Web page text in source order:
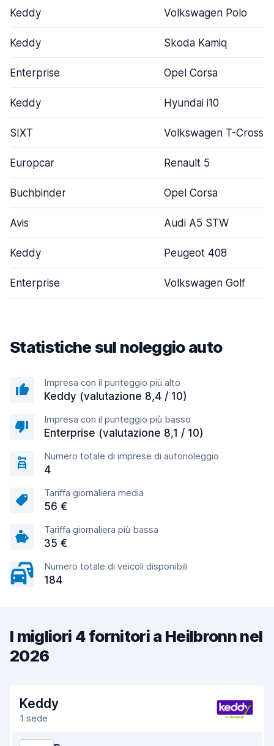
Keddy Volkswagen Polo
Keddy Skoda Kamiq
Enterprise Opel Corsa
Keddy Hyundai i10
SIXT Volkswagen T-Cross
Europcar Renault 5
Buchbinder Opel Corsa
Avis Audi A5 STW
Keddy Peugeot 408
Enterprise Volkswagen Golf
Statistiche sul noleggio auto
Impresa con il punteggio più alto
Keddy (valutazione 8,4 / 10)
Impresa con il punteggio più basso
Enterprise (valutazione 8,1 / 10)
Numero totale di imprese di autonoleggio
4
Tariffa giornaliera media
56 €
Tariffa giornaliera più bassa
35 €
Numero totale di veicoli disponibili
184
I migliori 4 fornitori a Heilbronn nel
2026
Keddy
1 sede